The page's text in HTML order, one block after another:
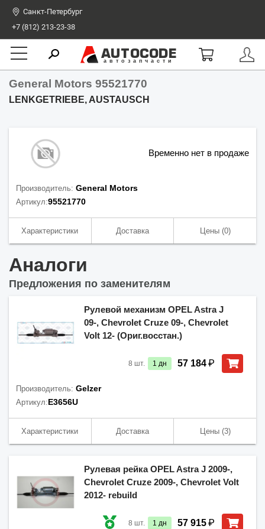
Санкт-Петербург
+7 (812) 213-23-38
AUTOCODE
автозапчасти
General Motors 95521770
LENKGETRIEBE, AUSTAUSCH
Временно нет в продаже
Производитель: General Motors
Артикул:95521770
Характеристики Доставка Цены(0)
Аналоги
Предложения по заменителям
Рулевой механизм OPEL Astra J
09-, Chevrolet Cruze 09-, Chevrolet
Volt 12- (Ориг.восстан.)
8 шт. 1 дн 57 184₽
Производитель: Gelzer
Артикул:E3656U
Характеристики Доставка Цены(3)
Рулевая рейка OPEL Astra J 2009-,
Chevrolet Cruze 2009-, Chevrolet Volt
2012- rebuild
8 шт. 1 дн 57 915₽